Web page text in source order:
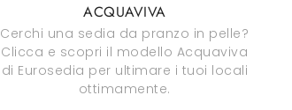
ACQUAVIVA
Cerchi una sedia da pranzo in pelle?
Clicca e scopri il modello Acquaviva
di Eurosedia per ultimare i tuoi locali
ottimamente.